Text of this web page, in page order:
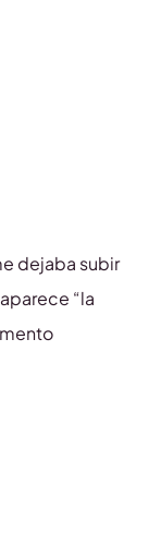
dejaba subir
“la